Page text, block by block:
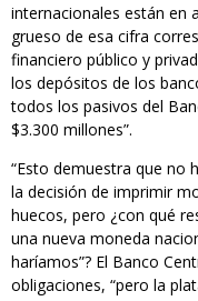
internacionales están en
grueso de esa cifra
financiero público y
los depósitos de los
todos los pasivos del
$3.300 millones”.
“Esto demuestra que no
la decisión de imprimir
huecos, pero ¿con qué
una nueva moneda
haríamos”? El Banco
obligaciones, “pero la